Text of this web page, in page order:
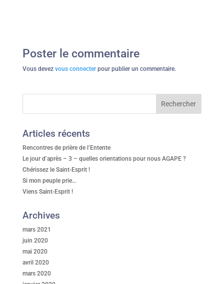
Poster le commentaire
Vous devez vous connecterpour publier un commentaire.
Articles récents
Rencontres de prière de l’Entente
Le jour d’après – 3 – quelles orientations pour nous AGAPE ?
Chérissez le Saint-Esprit !
Si mon peuple prie…
Viens Saint-Esprit !
Archives
mars 2021
juin 2020
mai 2020
avril 2020
mars 2020